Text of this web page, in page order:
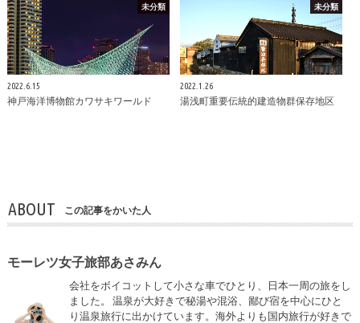
未分類
2022.6.15
神戸海洋博物館カワサキワールド
未分類
2022.1.26
湯浅町重要伝統的建造物群保存地区
ABOUT この記事をかいた人
モーレツ女子旅部あさみん
会社をボイコットして小さな車でひとり、日本一周の旅をし
ました。 温泉が大好きで秘湯や混浴、鄙び宿を中心にひと
り温泉旅行に出かけています。海外よりも国内旅行が好きで